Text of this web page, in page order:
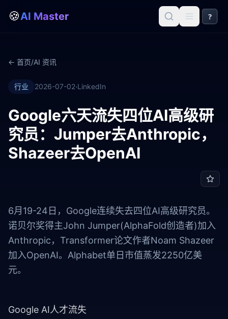
🍪AI Master ?
← 首页/AI 资讯
行业 2026-07-02·LinkedIn
Google六天流失四位AI高级研
究员：Jumper去Anthropic，
Shazeer去OpenAI
6月19-24日，Google连续失去四位AI高级研究员。
诺贝尔奖得主John Jumper(AlphaFold创造者)加入
Anthropic，Transformer论文作者Noam Shazeer
加入OpenAI。Alphabet单日市值蒸发2250亿美
元。
Google AI人才流失